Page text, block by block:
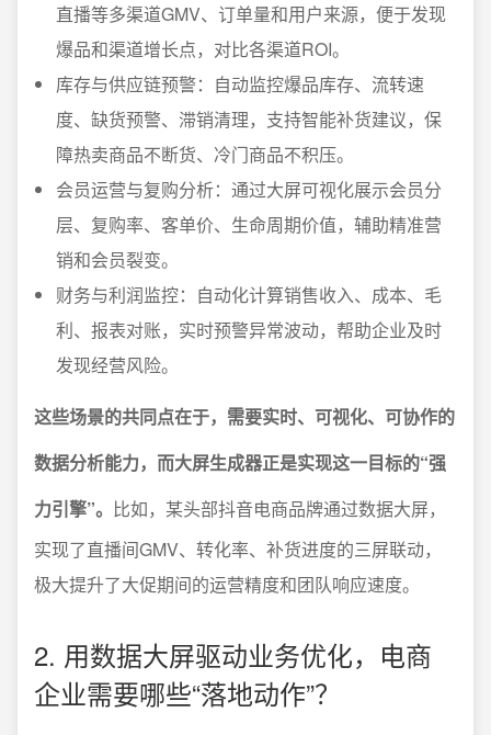
直播等多渠道GMV、订单量和用户来源，便于发现
爆品和渠道增长点，对比各渠道ROI。
库存与供应链预警：自动监控爆品库存、流转速
度、缺货预警、滞销清理，支持智能补货建议，保
障热卖商品不断货、冷门商品不积压。
会员运营与复购分析：通过大屏可视化展示会员分
层、复购率、客单价、生命周期价值，辅助精准营
销和会员裂变。
财务与利润监控：自动化计算销售收入、成本、毛
利、报表对账，实时预警异常波动，帮助企业及时
发现经营风险。
这些场景的共同点在于，需要实时、可视化、可协作的
数据分析能力，而大屏生成器正是实现这一目标的“强
力引擎”。 比如，某头部抖音电商品牌通过数据大屏，
实现了直播间GMV、转化率、补货进度的三屏联动，
极大提升了大促期间的运营精度和团队响应速度。
2. 用数据大屏驱动业务优化，电商
企业需要哪些“落地动作”？